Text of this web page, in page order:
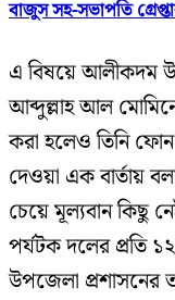
বাজুস সহ-সভাপতি
এ বিষয়ে আলীকদম
আব্দুল্লাহ আল
করা হলেও তিনি
দেওয়া এক বার্তায়
চেয়ে মূল্যবান কিছু
পর্যটক দলের প্রতি
উপজেলা প্রশাসনের